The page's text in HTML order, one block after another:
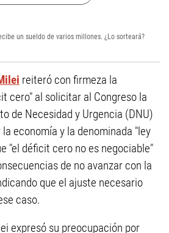
un sueldo de varios millones. ¿Lo sorteará?
reiteró con firmeza la
cero" al solicitar al Congreso la
de Necesidad y Urgencia (DNU)
economía y la denominada "ley
"el déficit cero no es negociable"
de no avanzar con la
que el ajuste necesario
caso.
expresó su preocupación por